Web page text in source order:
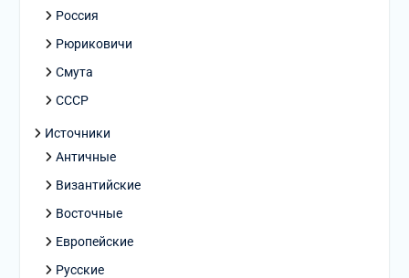
Россия
Рюриковичи
Смута
СССР
Источники
Античные
Византийские
Восточные
Европейские
Русские